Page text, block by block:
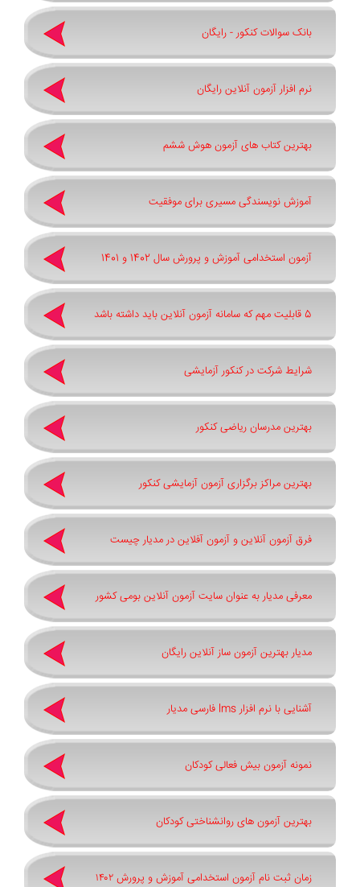
بانک سوالات کنکور - رایگان
نرم افزار آزمون آنلاین رایگان
بهترین کتاب های آزمون هوش ششم
آموزش نویسندگی مسیری برای موفقیت
آزمون استخدامی آموزش و پرورش سال 1402 و 1401
5 قابلیت مهم که سامانه آزمون آنلاین باید داشته باشد
شرایط شرکت در کنکور آزمایشی
بهترین مدرسان ریاضی کنکور
بهترین مراکز برگزاری آزمون آزمایشی کنکور
فرق آزمون آنلاین و آزمون آفلاین در مدیار چیست
معرفی مدیار به عنوان سایت آزمون آنلاین بومی کشور
مدیار بهترین آزمون ساز آنلاین رایگان
آشنایی با نرم افزار lms فارسی مدیار
نمونه آزمون بیش فعالی کودکان
بهترین آزمون های روانشناختی کودکان
زمان ثبت نام آزمون استخدامی آموزش و پرورش ۱۴۰۲